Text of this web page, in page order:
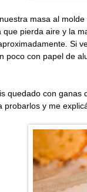
masa al
que pierda aire y la
aproximadamente. Si
poco con papel de
quedado con ganas
probarlos y me